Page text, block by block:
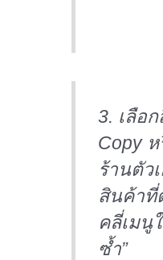
3. เลือ
Copy
ร้านตัว
สินค้าที่
คลี่เมนู
ซ้ำ”